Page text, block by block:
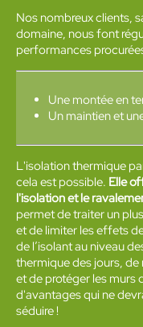
Nos nombreux clients,
domaine, nous font
performances
Une montée en
Un maintien et
L'isolation thermique
cela est possible. Elle
l'isolation et le
permet de traiter un
et de limiter les effets
de l’isolant au niveau
thermique des jours, de
et de protéger les murs
d'avantages qui ne
séduire !